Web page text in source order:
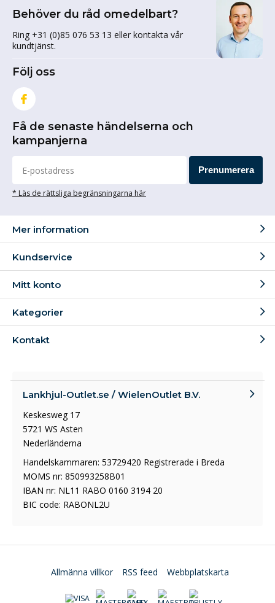
Behöver du råd omedelbart?
Ring +31 (0)85 076 53 13 eller kontakta vår
kundtjänst.
Följ oss
Få de senaste händelserna och
kampanjerna
Prenumerera
* Läs de rättsliga begränsningarna här
Mer information
Kundservice
Mitt konto
Kategorier
Kontakt
Lankhjul-Outlet.se / WielenOutlet B.V.
Keskesweg 17
5721 WS Asten
Nederländerna
Handelskammaren: 53729420 Registrerade i Breda
MOMS nr: 850993258B01
IBAN nr: NL11 RABO 0160 3194 20
BIC code: RABONL2U
Allmänna villkor RSS feed Webbplatskarta